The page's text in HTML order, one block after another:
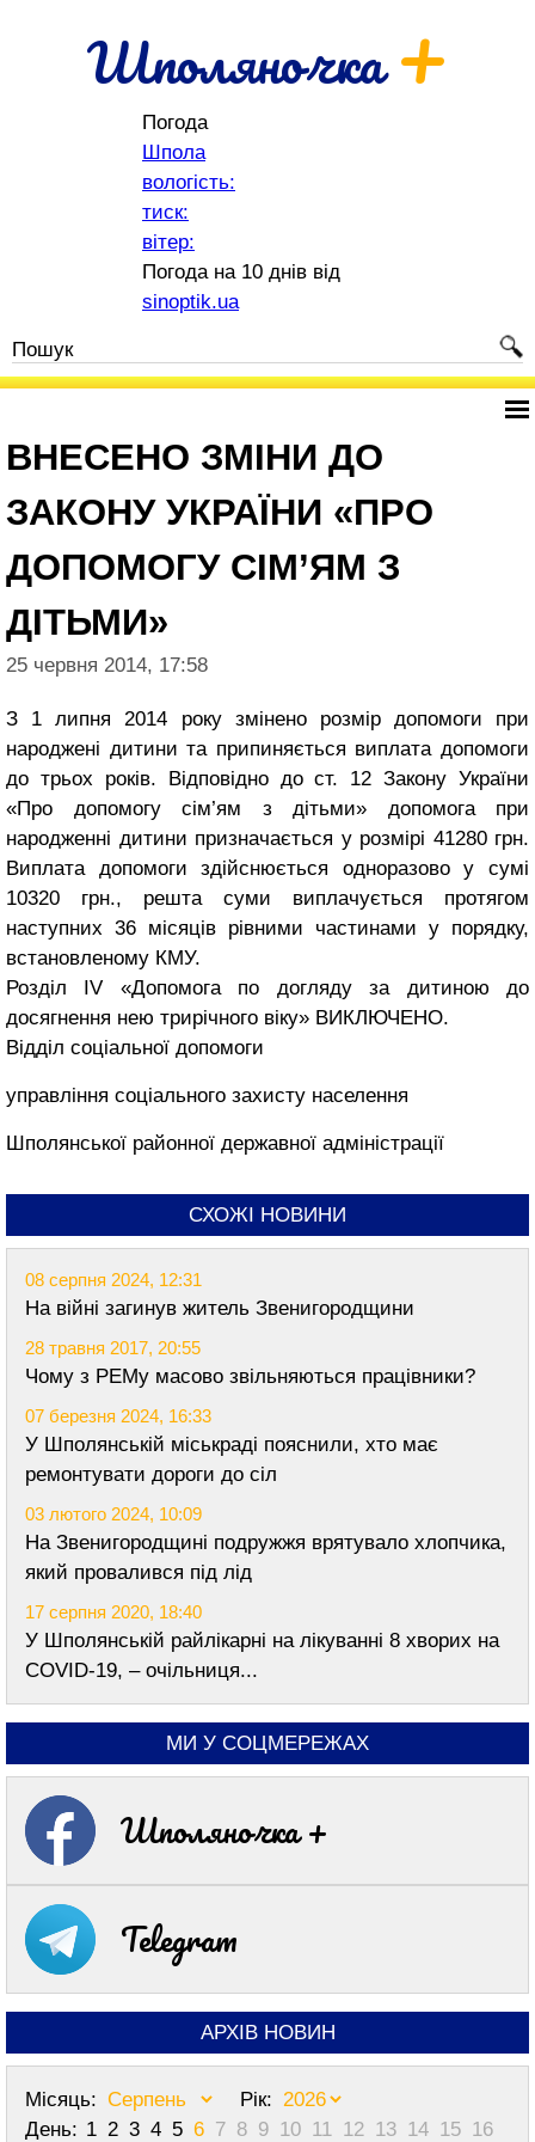
Шполяночка+
Погода
Шпола
вологість:
тиск:
вітер:
Погода на 10 днів від
sinoptik.ua
ВНЕСЕНО ЗМІНИ ДО
ЗАКОНУ УКРАЇНИ «ПРО
ДОПОМОГУ СІМ’ЯМ З
ДІТЬМИ»
25 червня 2014, 17:58
З 1 липня 2014 року змінено розмір допомоги при
народжені дитини та припиняється виплата допомоги
до трьох років. Відповідно до ст. 12 Закону України
«Про допомогу сім’ям з дітьми» допомога при
народженні дитини призначається у розмірі 41280 грн.
Виплата допомоги здійснюється одноразово у сумі
10320 грн., решта суми виплачується протягом
наступних 36 місяців рівними частинами у порядку,
встановленому КМУ.
Розділ ІV «Допомога по догляду за дитиною до
досягнення нею трирічного віку» ВИКЛЮЧЕНО.
Відділ соціальної допомоги
управління соціального захисту населення
Шполянської районної державної адміністрації
СХОЖІ НОВИНИ
08 серпня 2024, 12:31
На війні загинув житель Звенигородщини
28 травня 2017, 20:55
Чому з РЕМу масово звільняються працівники?
07 березня 2024, 16:33
У Шполянській міськраді пояснили, хто має
ремонтувати дороги до сіл
03 лютого 2024, 10:09
На Звенигородщині подружжя врятувало хлопчика,
який провалився під лід
17 серпня 2020, 18:40
У Шполянській райлікарні на лікуванні 8 хворих на
COVID-19, – очільниця...
МИ У СОЦМЕРЕЖАХ
Шполяночка +
Telegram
АРХІВ НОВИН
Місяць:
Рік:
День: 1 2 3 4 5 6 7 8 9 10 11 12 13 14 15 16